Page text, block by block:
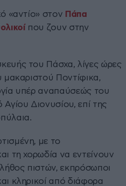
«αντίο» στον Πάπα
που ζουν στην
του Πάσχα, λίγες ώρες
μακαριστού Ποντίφικα,
υπέρ αναπαύσεώς του
Διονυσίου, επί της
με το
τη χορωδία να εντείνουν
πιστών, εκπρόσωποι
κληρικοί από διάφορα